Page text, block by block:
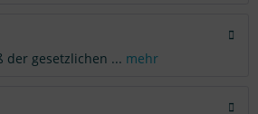
der gesetzlichen ... mehr